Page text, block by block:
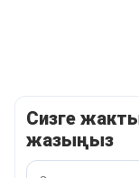
Сизге
жазыңыз